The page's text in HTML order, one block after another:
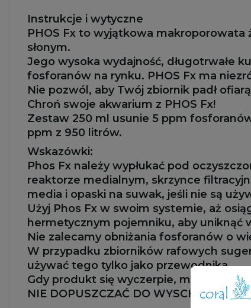
Instrukcje i wytyczne
PHOS Fx to wyjątkowa
słonym.
Jego wysoka wydajność, długotrwałe
fosforanów na rynku. PHOS Fx ma
Nie pozwól, aby Twój zbiornik padł
Chroń swoje akwarium z PHOS Fx!
Zestaw 250 ml usunie 5 ppm
ppm z 950 litrów.
Wskazówki:
Phos Fx należy wypłukać pod
reaktorze medialnym, skrzynce
media i opaski na suwak, jeśli nie są
Użyj Phos Fx w swoim systemie, aż
hermetycznym pojemniku, aby uniknąć
Nie zalecamy obniżania fosforanów o
W przypadku zbiorników rafowych
używać tego tylko jako przewodnika.
Gdy produkt się wyczerpie, można go
NIE DOPUSZCZAĆ DO WYSCHNIĘCIA